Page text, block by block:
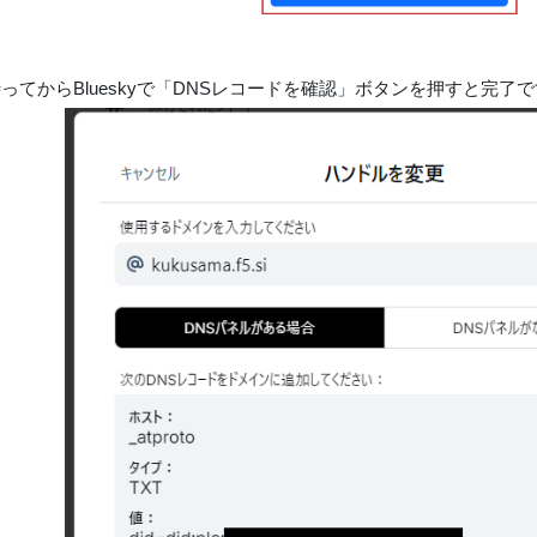
てからBlueskyで「DNSレコードを確認」ボタンを押すと完了